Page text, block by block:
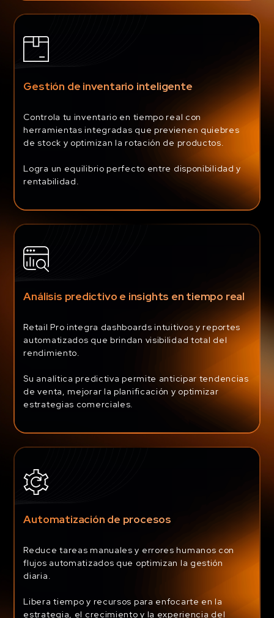
Gestión de inventario inteligente
Controla tu inventario en tiempo real con
herramientas integradas que previenen quiebres
de stock y optimizan la rotación de productos.
Logra un equilibrio perfecto entre disponibilidad y
rentabilidad.
Análisis predictivo e insights en tiempo real
Retail Pro integra dashboards intuitivos y reportes
automatizados que brindan visibilidad total del
rendimiento.
Su analítica predictiva permite anticipar tendencias
de venta, mejorar la planificación y optimizar
estrategias comerciales.
Automatización de procesos
Reduce tareas manuales y errores humanos con
flujos automatizados que optimizan la gestión
diaria.
Libera tiempo y recursos para enfocarte en la
estrategia, el crecimiento y la experiencia del